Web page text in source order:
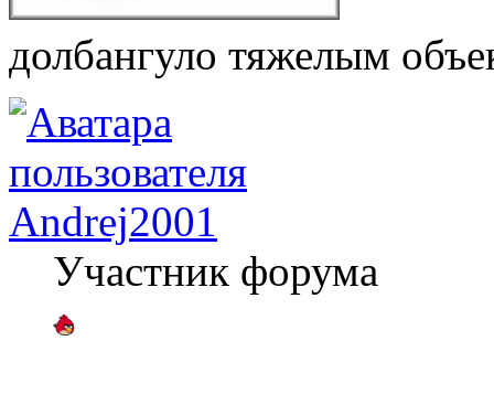
долбангуло тяжелым
Andrej2001
Участник форума